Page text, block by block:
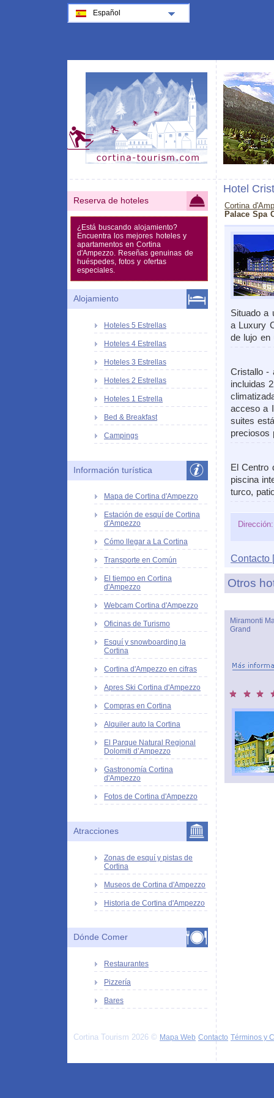
Hotel
Cortina
Palace Spa
Situado a
a Luxury
de lujo en
Cristallo -
incluidas
acceso a
suites
preciosos
El Centro
piscina
turco,
Dirección:
Contacto
Otros
Miramonti
Grand
Reserva de hoteles
¿Está buscando alojamiento?
Encuentra los mejores hoteles y
apartamentos en Cortina
d'Ampezzo. Reseñas genuinas de
huéspedes, fotos y ofertas
especiales.
Alojamiento
Hoteles 5 Estrellas
Hoteles 4 Estrellas
Hoteles 3 Estrellas
Hoteles 2 Estrellas
Hoteles 1 Estrella
Bed & Breakfast
Campings
Información turística
Mapa de Cortina d'Ampezzo
Estación de esquí de Cortina
d'Ampezzo
Cómo llegar a La Cortina
Transporte en Común
El tiempo en Cortina
d'Ampezzo
Webcam Cortina d'Ampezzo
Oficinas de Turismo
Esquí y snowboarding la
Cortina
Cortina d'Ampezzo en cifras
Apres Ski Cortina d'Ampezzo
Compras en Cortina
Alquiler auto la Cortina
El Parque Natural Regional
Dolomiti d’Ampezzo
Gastronomía Cortina
d'Ampezzo
Fotos de Cortina d'Ampezzo
Atracciones
Zonas de esquí y pistas de
Cortina
Museos de Cortina d'Ampezzo
Historia de Cortina d'Ampezzo
Dónde Comer
Restaurantes
Pizzería
Bares
Cortina Tourism 2026 © Mapa Web Contacto Términos y
Español